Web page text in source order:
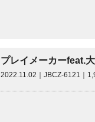
プレイメーカーfeat.
2022.11.02｜JBCZ-6121｜